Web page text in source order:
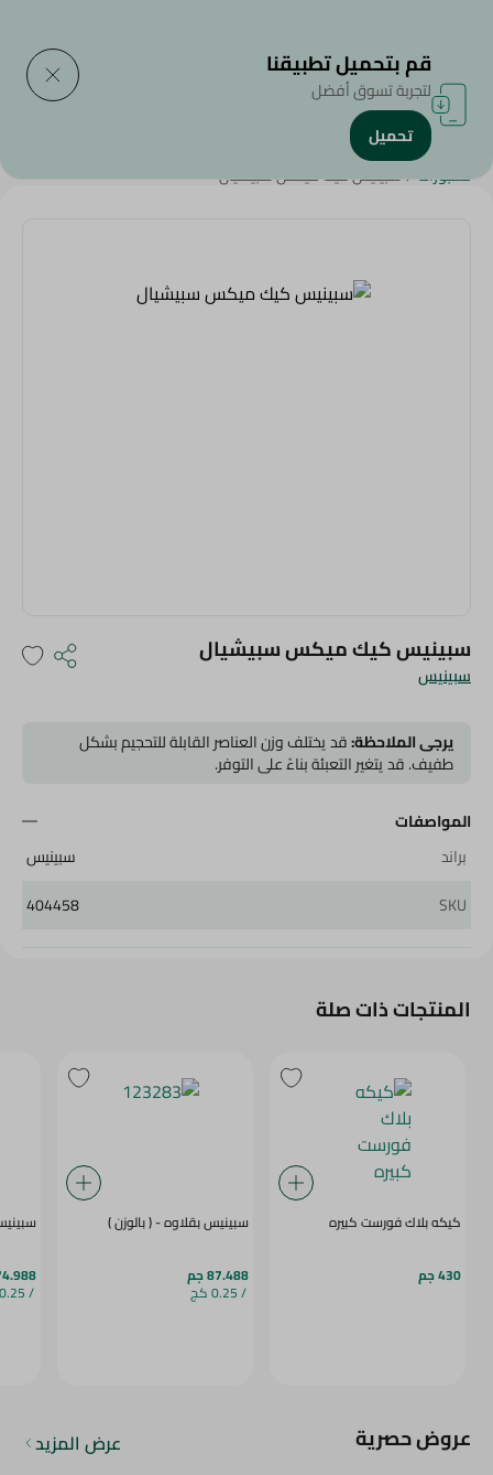
الرئيسية/منتجات سبينيس
مخبوزات/سبينيس كيك ميكس سبيشيال
سبينيس
سبينيس كيك ميكس سبيشيال
يرجى الملاحظة:قد يختلف وزن العناصر القابلة للتحجيم بشكل
طفيف. قد يتغير التعبئة بناءً على التوفر.
المواصفات
براند
سبينيس
SKU
404458
المنتجات ذات صلة
كيكه بلاك فورست كبيره
430 جم
سبينيس بقلاوه - ( بالوزن )
87.488 جم
/ 0.25 كج
74.988
/ 0.25 كج
عروض حصرية عرض المزيد
قم بتحميل تطبيقنا
لتجربة تسوق أفضل
تحميل